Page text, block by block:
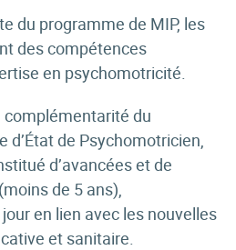
du programme de MIP, les
des compétences
en psychomotricité.
complémentarité du
d’État de Psychomotricien,
d’avancées et de
de 5 ans),
en lien avec les nouvelles
et sanitaire.